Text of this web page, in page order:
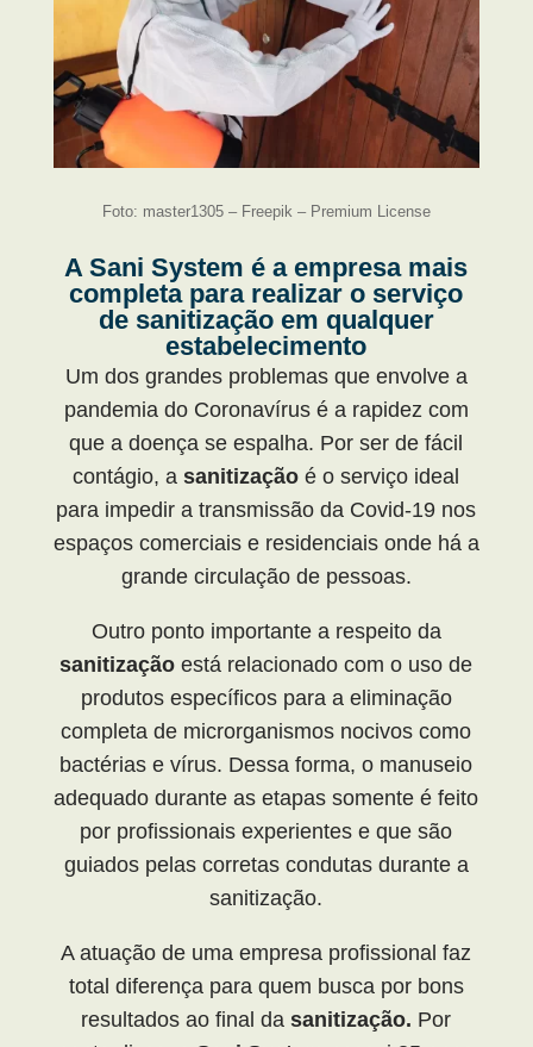
Foto: master1305 – Freepik – Premium License
A Sani System é a empresa mais
completa para realizar o serviço
de sanitização em qualquer
estabelecimento
Um dos grandes problemas que envolve a
pandemia do Coronavírus é a rapidez com
que a doença se espalha. Por ser de fácil
contágio, asanitização é o serviço ideal
para impedir a transmissão da Covid-19 nos
espaços comerciais e residenciais onde há a
grande circulação de pessoas.
Outro ponto importante a respeito da
sanitização está relacionado com o uso de
produtos específicos para a eliminação
completa de microrganismos nocivos como
bactérias e vírus. Dessa forma, o manuseio
adequado durante as etapas somente é feito
por profissionais experientes e que são
guiados pelas corretas condutas durante a
sanitização.
A atuação de uma empresa profissional faz
total diferença para quem busca por bons
resultados ao final dasanitização. Por